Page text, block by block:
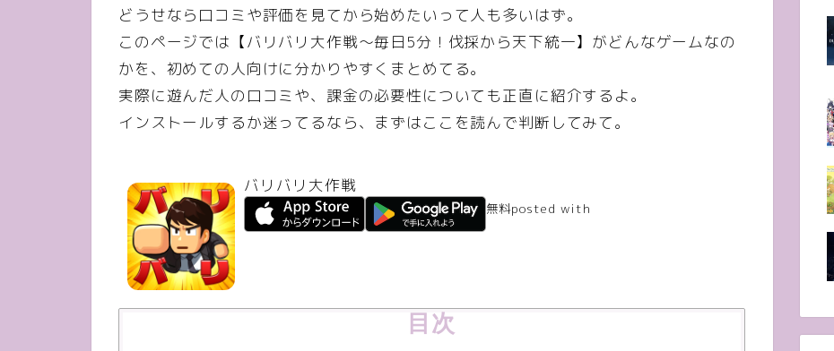
どうせなら口コミや評価を見てから始めたいって人も多いはず。
このページでは【バリバリ大作戦～毎日5分！伐採から天下統一】がどんなゲームなの
かを、初めての人向けに分かりやすくまとめてる。
実際に遊んだ人の口コミや、課金の必要性についても正直に紹介するよ。
インストールするか迷ってるなら、まずはここを読んで判断してみて。
バリバリ大作戦
無料posted with
目次